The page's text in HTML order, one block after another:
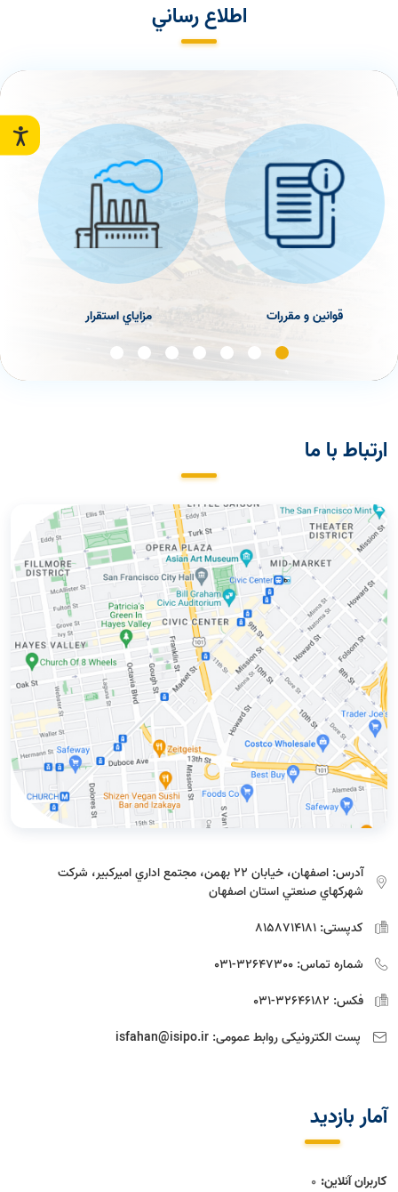
اطلاع رساني
قوانين و مقررات مزاياي استقرار
ارتباط با ما
آدرس:
اصفهان، خيابان 22 بهمن، مجتمع اداري اميركبير، شركت
شهركهاي صنعتي استان اصفهان
کدپستی: 8158714181
شماره تماس: 32647300-031
فکس: 32646182-031
پست الکترونیکی روابط عمومی: isfahan@isipo.ir
آمار بازديد
کاربران آنلاین: 0